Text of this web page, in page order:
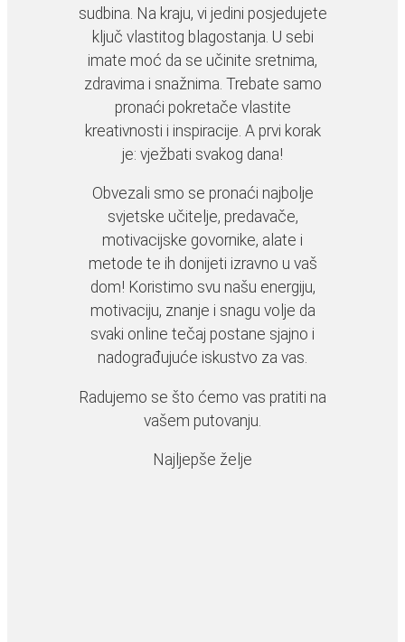
sudbina. Na kraju, vi jedini posjedujete
ključ vlastitog blagostanja. U sebi
imate moć da se učinite sretnima,
zdravima i snažnima. Trebate samo
pronaći pokretače vlastite
kreativnosti i inspiracije. A prvi korak
je: vježbati svakog dana!
Obvezali smo se pronaći najbolje
svjetske učitelje, predavače,
motivacijske govornike, alate i
metode te ih donijeti izravno u vaš
dom! Koristimo svu našu energiju,
motivaciju, znanje i snagu volje da
svaki online tečaj postane sjajno i
nadograđujuće iskustvo za vas.
Radujemo se što ćemo vas pratiti na
vašem putovanju.
Najljepše želje